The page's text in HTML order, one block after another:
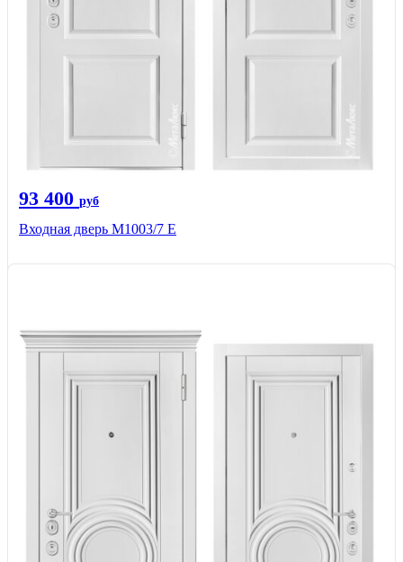
93 400 руб
Входная дверь М1003/7 E